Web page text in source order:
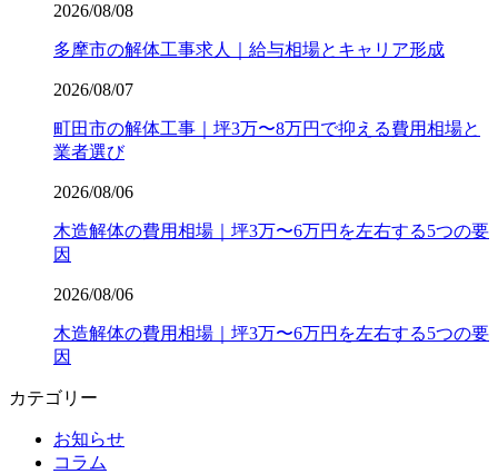
2026/08/08
多摩市の解体工事求人｜給与相場とキャリア形成
2026/08/07
町田市の解体工事｜坪3万〜8万円で抑える費用相場と
業者選び
2026/08/06
木造解体の費用相場｜坪3万〜6万円を左右する5つの要
因
2026/08/06
木造解体の費用相場｜坪3万〜6万円を左右する5つの要
因
カテゴリー
お知らせ
コラム